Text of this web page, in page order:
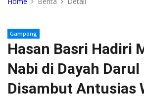
Gampong
Hasan Basri Hadiri
Nabi di Dayah Darul
Disambut Antusias